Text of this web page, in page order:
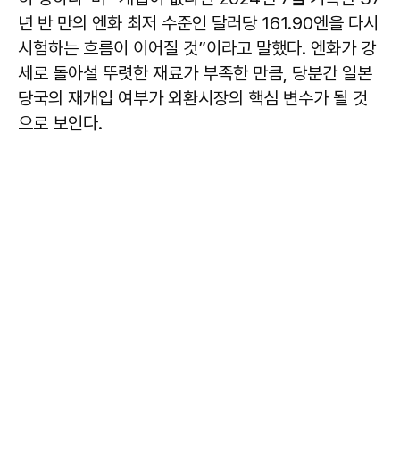
년 반 만의 엔화 최저 수준인 달러당 161.90엔을 다시
시험하는 흐름이 이어질 것”이라고 말했다. 엔화가 강
세로 돌아설 뚜렷한 재료가 부족한 만큼, 당분간 일본
당국의 재개입 여부가 외환시장의 핵심 변수가 될 것
으로 보인다.